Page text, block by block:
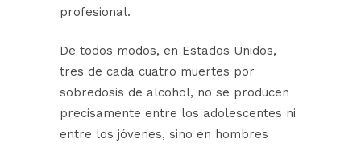
profesional.
De todos modos, en Estados Unidos,
tres de cada cuatro muertes por
sobredosis de alcohol, no se producen
precisamente entre los adolescentes ni
entre los jóvenes, sino en hombres